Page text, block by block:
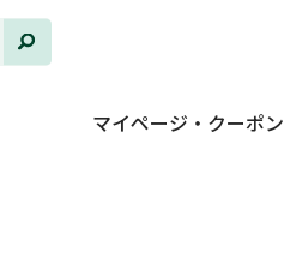
マイページ・クーポン